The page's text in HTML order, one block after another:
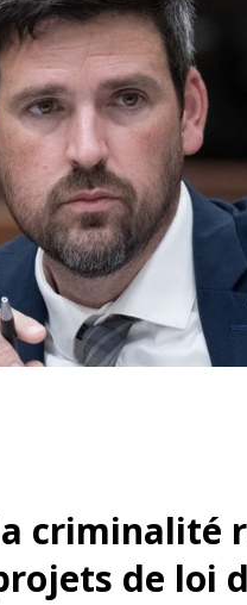
criminalité
de loi